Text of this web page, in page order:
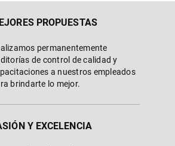
PROPUESTAS
permanentemente
de control de calidad y
a nuestros empleados
brindarte lo mejor.
Y EXCELENCIA